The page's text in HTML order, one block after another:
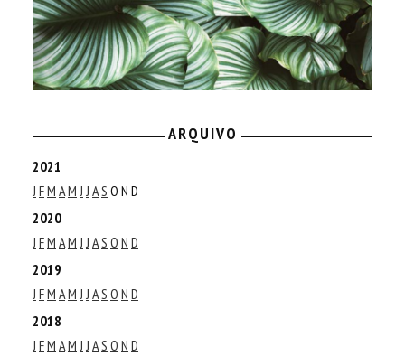
ARQUIVO
2021
J FM AM J J AS O N D
2020
J FM AM J J AS O N D
2019
J FM AM J J AS O N D
2018
J FM AM J J AS O N D